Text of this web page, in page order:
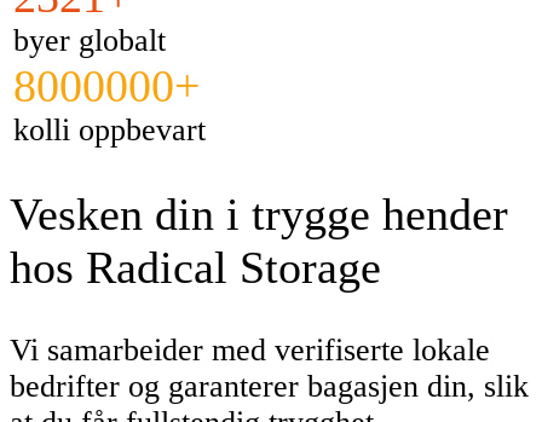
byer globalt
8000000+
kolli oppbevart
Vesken din i trygge hender
hos Radical Storage
Vi samarbeider med verifiserte lokale
bedrifter og garanterer bagasjen din, slik